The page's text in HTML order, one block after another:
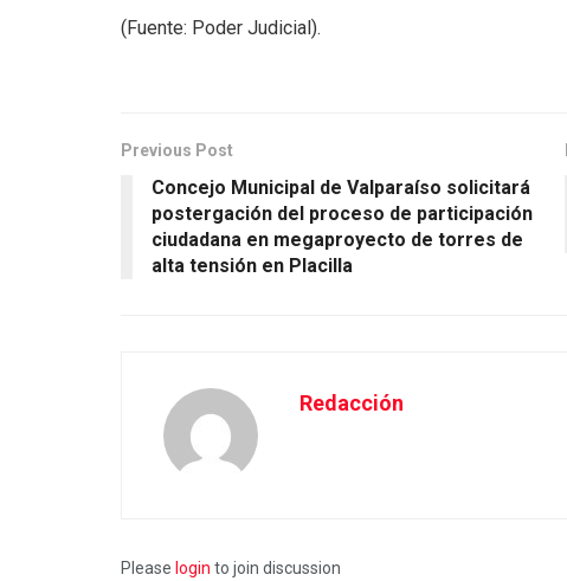
(Fuente: Poder Judicial).
Previous Post
Concejo Municipal de Valparaíso solicitará
postergación del proceso de participación
ciudadana en megaproyecto de torres de
alta tensión en Placilla
Redacción
Please login to join discussion